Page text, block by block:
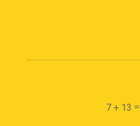
7 + 13 =